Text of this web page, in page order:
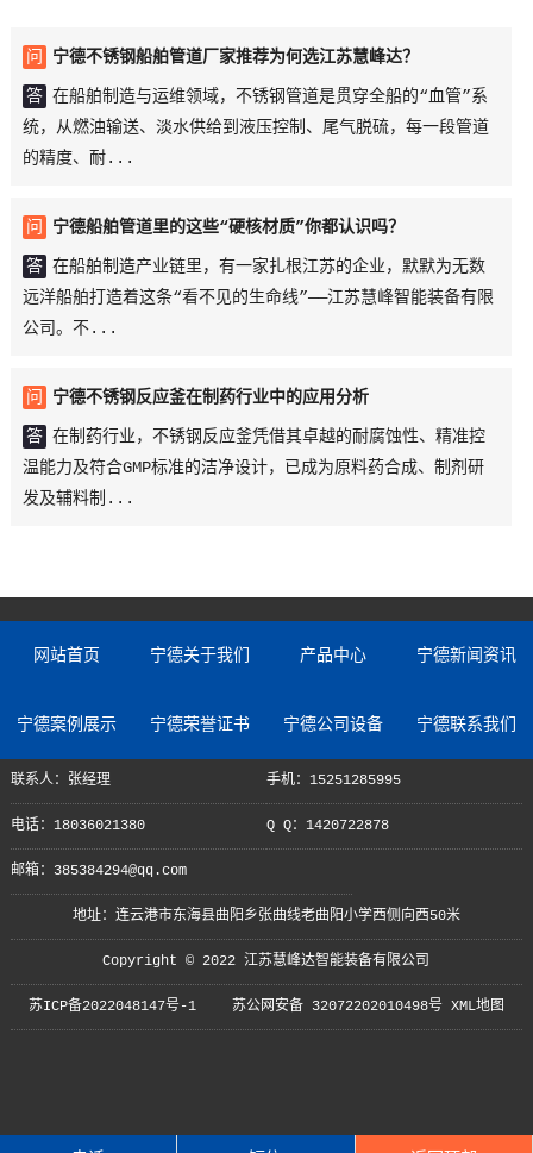
问 宁德不锈钢船舶管道厂家推荐为何选江苏慧峰达？
答 在船舶制造与运维领域，不锈钢管道是贯穿全船的“血管”系
统，从燃油输送、淡水供给到液压控制、尾气脱硫，每一段管道
的精度、耐...
问 宁德船舶管道里的这些“硬核材质”你都认识吗？
答 在船舶制造产业链里，有一家扎根江苏的企业，默默为无数
远洋船舶打造着这条“看不见的生命线”——江苏慧峰智能装备有限
公司。不...
问 宁德不锈钢反应釜在制药行业中的应用分析
答 在制药行业，不锈钢反应釜凭借其卓越的耐腐蚀性、精准控
温能力及符合GMP标准的洁净设计，已成为原料药合成、制剂研
发及辅料制...
网站首页 宁德关于我们 产品中心 宁德新闻资讯
宁德案例展示 宁德荣誉证书 宁德公司设备 宁德联系我们
联系人：张经理 手机：15251285995
电话：18036021380 Q Q：1420722878
邮箱：385384294@qq.com
地址：连云港市东海县曲阳乡张曲线老曲阳小学西侧向西50米
Copyright © 2022 江苏慧峰达智能装备有限公司
苏ICP备2022048147号-1 苏公网安备 32072202010498号 XML地图